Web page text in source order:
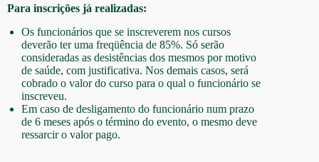
Para inscrições já realizadas:
Os funcionários que se inscreverem nos cursos
deverão ter uma freqüência de 85%. Só serão
consideradas as desistências dos mesmos por motivo
de saúde, com justificativa. Nos demais casos, será
cobrado o valor do curso para o qual o funcionário se
inscreveu.
Em caso de desligamento do funcionário num prazo
de 6 meses após o término do evento, o mesmo deve
ressarcir o valor pago.